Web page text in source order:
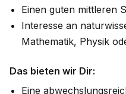
Einen guten mittleren
Interesse an
Mathematik, Physik
Das bieten wir Dir:
Eine